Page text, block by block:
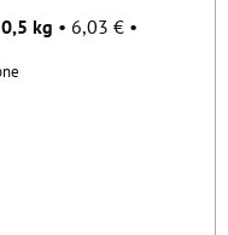
kg • 6,03 € •